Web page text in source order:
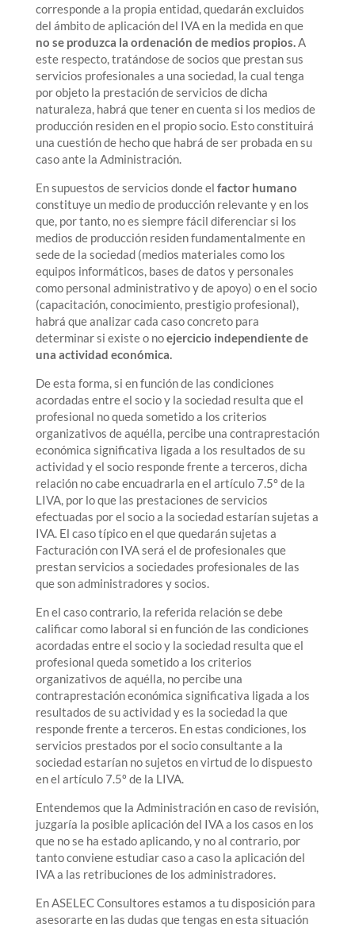
corresponde a la propia entidad, quedarán excluidos
del ámbito de aplicación del IVA en la medida en que
no se produzca la ordenación de medios propios.A
este respecto, tratándose de socios que prestan sus
servicios profesionales a una sociedad, la cual tenga
por objeto la prestación de servicios de dicha
naturaleza, habrá que tener en cuenta si los medios de
producción residen en el propio socio. Esto constituirá
una cuestión de hecho que habrá de ser probada en su
caso ante la Administración.
En supuestos de servicios donde el factor humano
constituye un medio de producción relevante y en los
que, por tanto, no es siempre fácil diferenciar si los
medios de producción residen fundamentalmente en
sede de la sociedad (medios materiales como los
equipos informáticos, bases de datos y personales
como personal administrativo y de apoyo) o en el socio
(capacitación, conocimiento, prestigio profesional),
habrá que analizar cada caso concreto para
determinar si existe o noejercicio independiente de
una actividad económica.
De esta forma, si en función de las condiciones
acordadas entre el socio y la sociedad resulta que el
profesional no queda sometido a los criterios
organizativos de aquélla, percibe una contraprestación
económica significativa ligada a los resultados de su
actividad y el socio responde frente a terceros, dicha
relación no cabe encuadrarla en el artículo 7.5º de la
LIVA, por lo que las prestaciones de servicios
efectuadas por el socio a la sociedad estarían sujetas a
IVA. El caso típico en el que quedarán sujetas a
Facturación con IVA será el de profesionales que
prestan servicios a sociedades profesionales de las
que son administradores y socios.
En el caso contrario, la referida relación se debe
calificar como laboral si en función de las condiciones
acordadas entre el socio y la sociedad resulta que el
profesional queda sometido a los criterios
organizativos de aquélla, no percibe una
contraprestación económica significativa ligada a los
resultados de su actividad y es la sociedad la que
responde frente a terceros. En estas condiciones, los
servicios prestados por el socio consultante a la
sociedad estarían no sujetos en virtud de lo dispuesto
en el artículo 7.5º de la LIVA.
Entendemos que la Administración en caso de revisión,
juzgaría la posible aplicación del IVA a los casos en los
que no se ha estado aplicando, y no al contrario, por
tanto conviene estudiar caso a caso la aplicación del
IVA a las retribuciones de los administradores.
En ASELEC Consultores estamos a tu disposición para
asesorarte en las dudas que tengas en esta situación